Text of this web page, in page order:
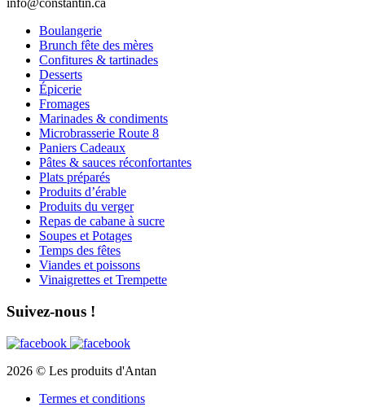
info@constantin.ca
Boulangerie
Brunch fête des mères
Confitures & tartinades
Desserts
Épicerie
Fromages
Marinades & condiments
Microbrasserie Route 8
Paniers Cadeaux
Pâtes & sauces réconfortantes
Plats préparés
Produits d’érable
Produits du verger
Repas de cabane à sucre
Soupes et Potages
Temps des fêtes
Viandes et poissons
Vinaigrettes et Trempette
Suivez-nous !
2026 © Les produits d'Antan
Termes et conditions